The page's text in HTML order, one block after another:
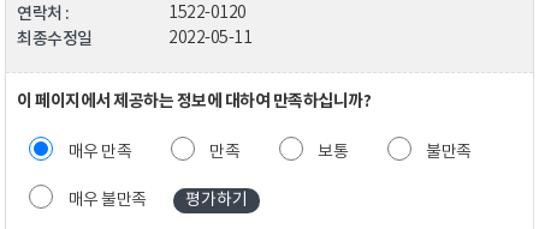
연락처 : 1522-0120
최종수정일 2022-05-11
이 페이지에서 제공하는 정보에 대하여 만족하십니까?
매우 만족 만족 보통 불만족
매우 불만족